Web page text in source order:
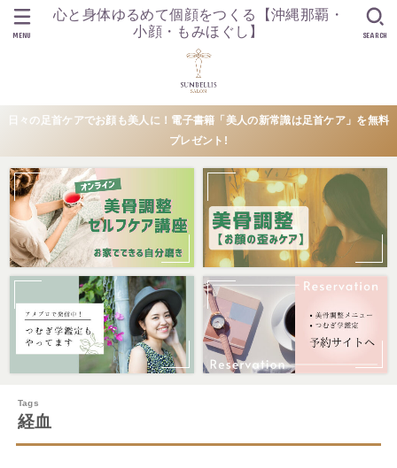
心と身体ゆるめて個顔をつくる【沖縄那覇・
小顔・もみほぐし】
SEARCH
MENU
日々の足首ケアでお顔も美人に！電子書籍「美人の新常識は足首ケア」を無料
プレゼント!
経血